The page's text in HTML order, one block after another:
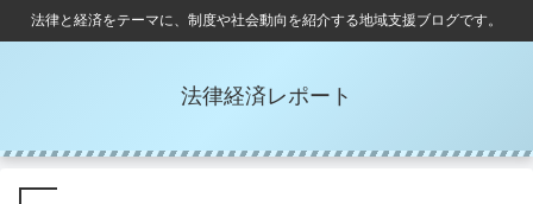
法律と経済をテーマに、制度や社会動向を紹介する地域支援ブログです。
法律経済レポート